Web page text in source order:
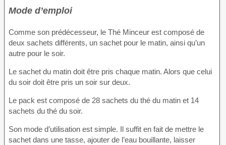
Mode d’emploi
Comme son prédécesseur, le Thé Minceur est composé de
deux sachets différents, un sachet pour le matin, ainsi qu’un
autre pour le soir.
Le sachet du matin doit être pris chaque matin. Alors que celui
du soir doit être pris un soir sur deux.
Le pack est composé de 28 sachets du thé du matin et 14
sachets du thé du soir.
Son mode d’utilisation est simple. Il suffit en fait de mettre le
sachet dans une tasse, ajouter de l’eau bouillante, laisser